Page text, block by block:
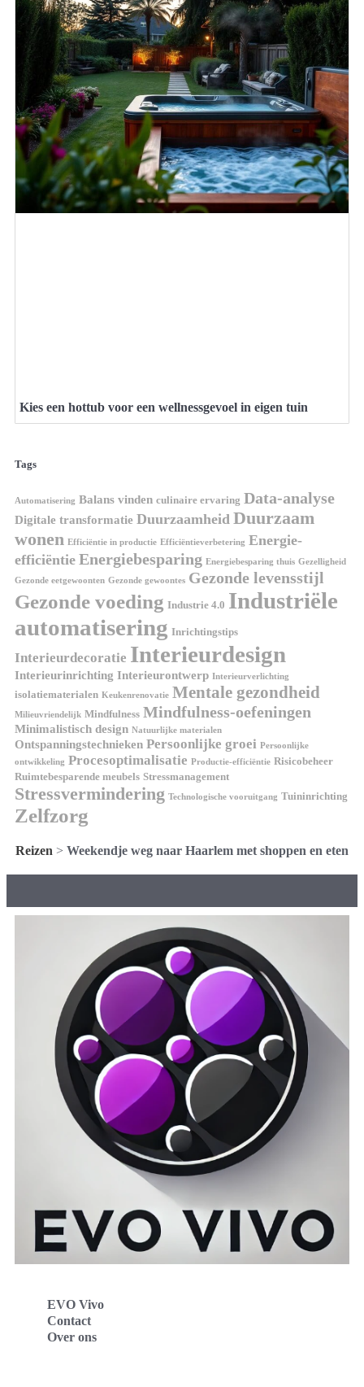
Kies een hottub voor een wellnessgevoel in eigen tuin
Tags
Automatisering Balans vinden culinaire ervaring Data-analyse
Digitale transformatie Duurzaamheid Duurzaam
wonen Efficiëntie in productie Efficiëntieverbetering Energie-
efficiëntie Energiebesparing Energiebesparing thuis Gezelligheid
Gezonde eetgewoonten Gezonde gewoontes Gezonde levensstijl
Gezonde voeding Industrie 4.0 Industriële
automatisering Inrichtingstips
Interieurdecoratie Interieurdesign
Interieurinrichting Interieurontwerp Interieurverlichting
isolatiematerialen Keukenrenovatie Mentale gezondheid
Milieuvriendelijk Mindfulness Mindfulness-oefeningen
Minimalistisch design Natuurlijke materialen
Ontspanningstechnieken Persoonlijke groei Persoonlijke
ontwikkeling Procesoptimalisatie Productie-efficiëntie Risicobeheer
Ruimtebesparende meubels Stressmanagement
Stressvermindering Technologische vooruitgang Tuininrichting
Zelfzorg
Reizen > Weekendje weg naar Haarlem met shoppen en eten
EVO Vivo
Contact
Over ons